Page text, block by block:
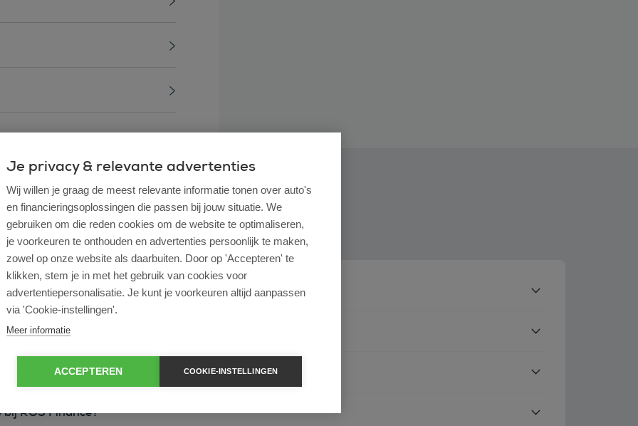
ondernemer?
operational lease?
ROS Finance?
Je privacy & relevante advertenties
Wij willen je graag de meest relevante informatie tonen over auto's
en financieringsoplossingen die passen bij jouw situatie. We
gebruiken om die reden cookies om de website te optimaliseren,
je voorkeuren te onthouden en advertenties persoonlijk te maken,
zowel op onze website als daarbuiten. Door op 'Accepteren' te
klikken, stem je in met het gebruik van cookies voor
advertentiepersonalisatie. Je kunt je voorkeuren altijd aanpassen
via 'Cookie-instellingen'.
Meer informatie
ACCEPTEREN COOKIE-INSTELLINGEN